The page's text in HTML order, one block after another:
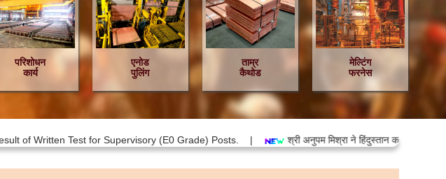
परिशोधन
कार्य
एनोड
पुलिंग
ताम्र
कैथोड
मेल्टिंग
फरनेस
Test for Supervisory (E0 Grade) Posts. | श्री अनुपम मिश्रा ने हिंदुस्तान कॉपर लिमिटेड के